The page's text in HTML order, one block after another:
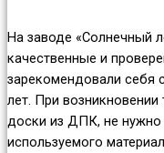
На заводе «Солнечный
качественные и
зарекомендовали себя
лет. При
доски из ДПК, не нужно
используемого